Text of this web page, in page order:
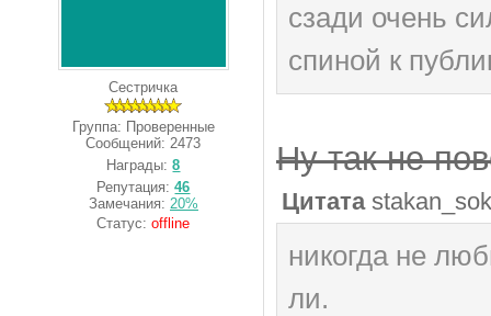
Сестричка
Группа: Проверенные
Сообщений: 2473
Награды:8
Репутация:46
Замечания: 20%
Статус:offline
сзади очень
спиной к
Ну так не
Цитата
никогда не
ли.